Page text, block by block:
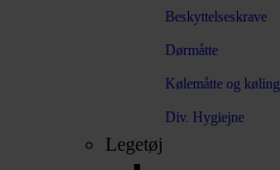
Beskyttelseskrave
Dørmåtte
Kølemåtte og køling
Div. Hygiejne
Legetøj